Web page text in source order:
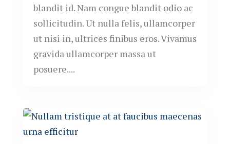
blandit id. Nam congue blandit odio ac
sollicitudin. Ut nulla felis, ullamcorper
ut nisi in, ultrices finibus eros. Vivamus
gravida ullamcorper massa ut
posuere....